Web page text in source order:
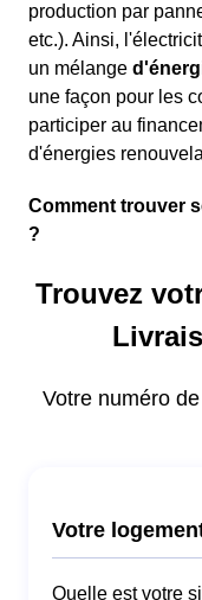
production par
etc.). Ainsi,
un mélange
une façon pour les
participer au
d'énergies
Comment trouver
?